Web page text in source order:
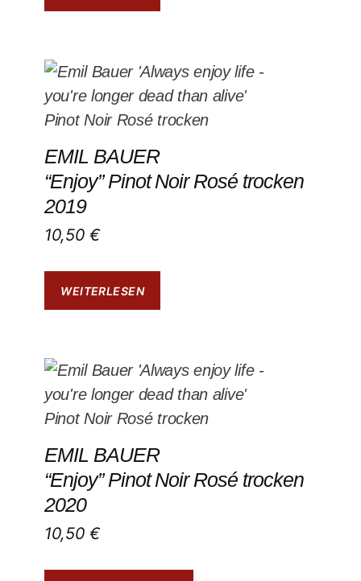
EMIL BAUER
“Enjoy” Pinot Noir Rosé trocken
2019
10,50€
WEITERLESEN
EMIL BAUER
“Enjoy” Pinot Noir Rosé trocken
2020
10,50€